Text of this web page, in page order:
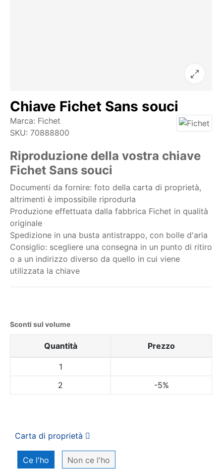
Chiave Fichet Sans souci
Marca: Fichet
SKU: 70888800
Riproduzione della vostra chiave
Fichet Sans souci
Documenti da fornire: foto della carta di proprietà,
altrimenti è impossibile riprodurla
Produzione effettuata dalla fabbrica Fichet in qualità
originale
Spedizione in una busta antistrappo, con bolle d'aria
Consiglio: scegliere una consegna in un punto di ritiro
o a un indirizzo diverso da quello in cui viene
utilizzata la chiave
Sconti sul volume
Quantità Prezzo
1
2
-5%
Carta di proprietà
Ce l'ho Non ce l'ho